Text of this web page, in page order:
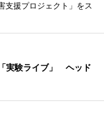
援プロジェクト」をス
実験ライブ」 ヘッド